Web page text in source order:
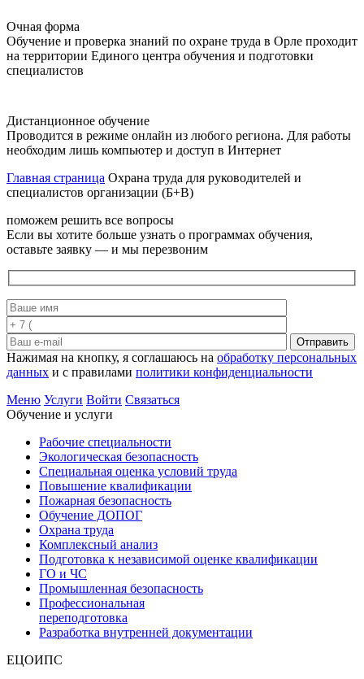
Очная форма
Обучение и проверка знаний по охране труда в Орле проходит
на территории Единого центра обучения и подготовки
специалистов
Дистанционное обучение
Проводится в режиме онлайн из любого региона. Для работы
необходим лишь компьютер и доступ в Интернет
Главная страница Охрана труда для руководителей и
специалистов организации (Б+В)
поможем решить все вопросы
Если вы хотите больше узнать о программах обучения,
оставьте заявку — и мы перезвоним
Отправить
Нажимая на кнопку, я соглашаюсь на обработку персональных
данных и с правилами политики конфиденциальности
Меню Услуги Войти Связаться
Обучение и услуги
Рабочие специальности
Экологическая безопасность
Специальная оценка условий труда
Повышение квалификации
Пожарная безопасность
Обучение ДОПОГ
Охрана труда
Комплексный анализ
Подготовка к независимой оценке квалификации
ГО и ЧС
Промышленная безопасность
Профессиональная
переподготовка
Разработка внутренней документации
ЕЦОИПС